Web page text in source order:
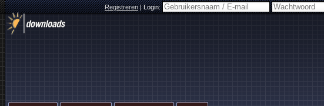
Registreren|Login: